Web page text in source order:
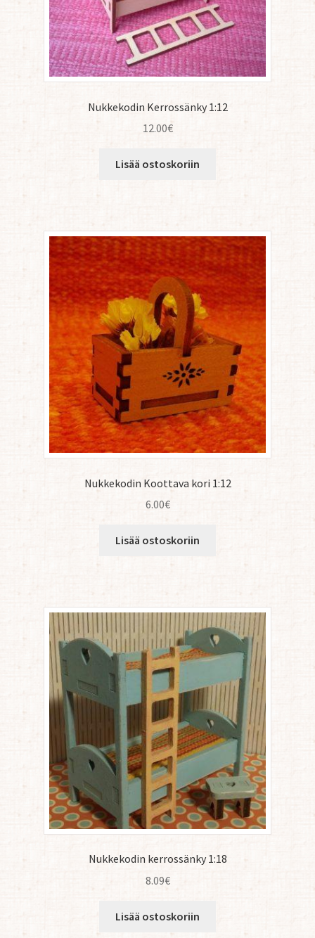
Nukkekodin Kerrossänky 1:12
12.00€
Lisää ostoskoriin
Nukkekodin Koottava kori 1:12
6.00€
Lisää ostoskoriin
Nukkekodin kerrossänky 1:18
8.09€
Lisää ostoskoriin